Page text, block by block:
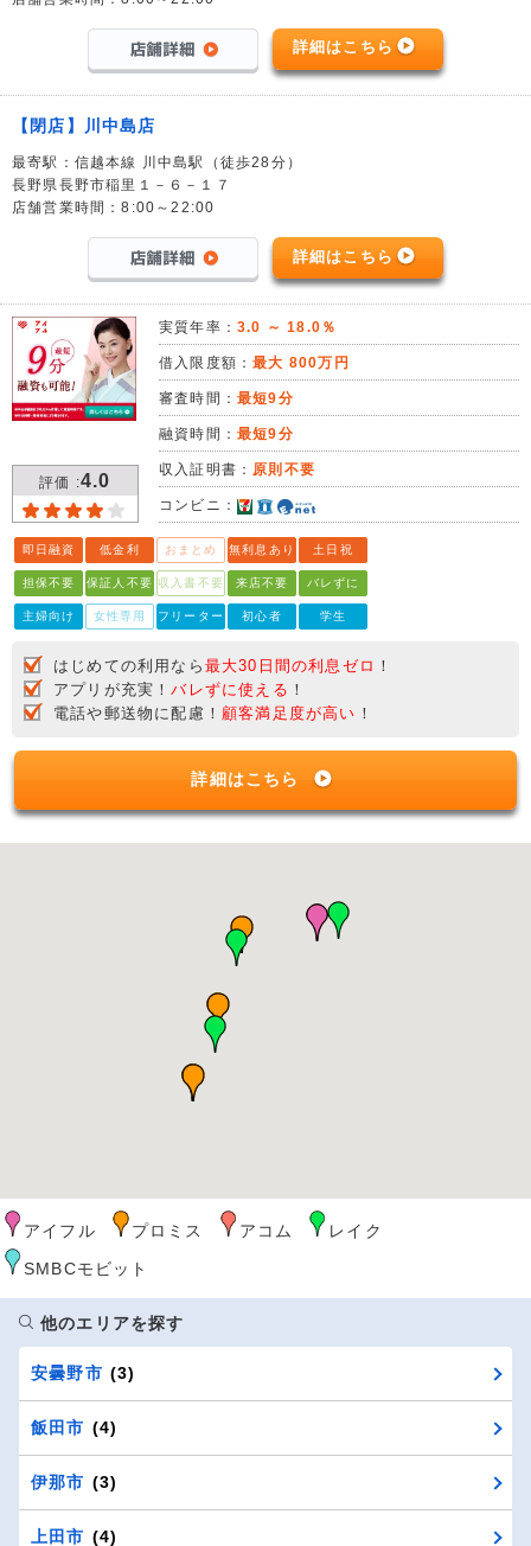
詳細はこちら
【閉店】川中島店
最寄駅：信越本線 川中島駅（徒歩28分）
長野県長野市稲里１－６－１７
店舗営業時間：8:00～22:00
詳細はこちら
評価 :4.0
実質年率： 3.0 ～ 18.0％
借入限度額：最大 800万円
審査時間： 最短9分
融資時間： 最短9分
収入証明書： 原則不要
コンビニ：
即日融資 低金利 おまとめ 無利息あり 土日祝
担保不要 保証人不要 収入書不要 来店不要 バレずに
主婦向け 女性専用 フリーター 初心者 学生
はじめての利用なら 最大30日間の利息ゼロ ！
アプリが充実！バレずに使える ！
電話や郵送物に配慮！ 顧客満足度が高い ！
詳細はこちら
アイフル プロミス アコム
レイク
SMBCモビット
他のエリアを探す
安曇野市 (3)
飯田市 (4)
伊那市 (3)
上田市 (4)